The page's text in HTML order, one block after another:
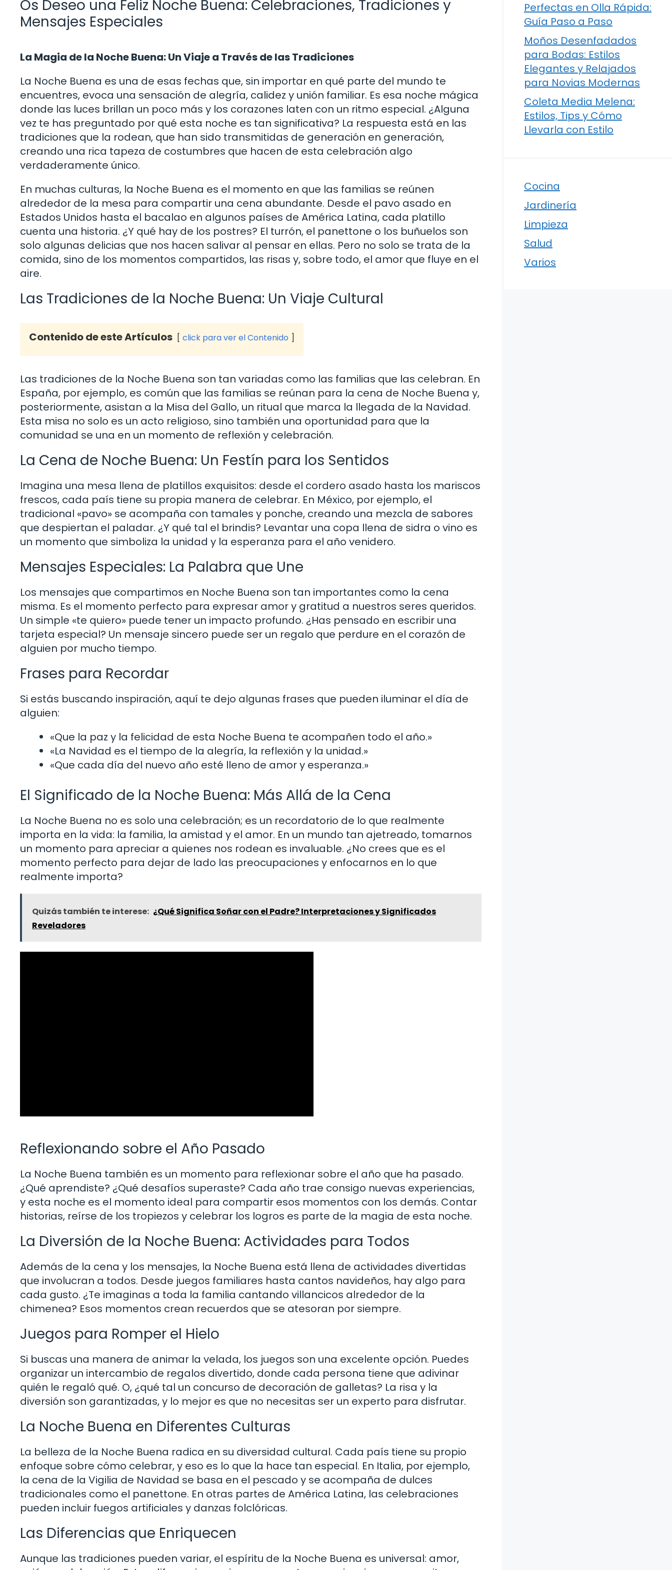
Os Deseo una Feliz Noche Buena: Celebraciones, Tradiciones y
Mensajes Especiales
La Magia de la Noche Buena: Un Viaje a Través de las Tradiciones
La Noche Buena es una de esas fechas que, sin importar en qué parte del mundo te
encuentres, evoca una sensación de alegría, calidez y unión familiar. Es esa noche mágica
donde las luces brillan un poco más y los corazones laten con un ritmo especial. ¿Alguna
vez te has preguntado por qué esta noche es tan significativa? La respuesta está en las
tradiciones que la rodean, que han sido transmitidas de generación en generación,
creando una rica tapeza de costumbres que hacen de esta celebración algo
verdaderamente único.
En muchas culturas, la Noche Buena es el momento en que las familias se reúnen
alrededor de la mesa para compartir una cena abundante. Desde el pavo asado en
Estados Unidos hasta el bacalao en algunos países de América Latina, cada platillo
cuenta una historia. ¿Y qué hay de los postres? El turrón, el panettone o los buñuelos son
solo algunas delicias que nos hacen salivar al pensar en ellas. Pero no solo se trata de la
comida, sino de los momentos compartidos, las risas y, sobre todo, el amor que fluye en el
aire.
Las Tradiciones de la Noche Buena: Un Viaje Cultural
Contenido de este Artículos click para ver el Contenido
Las tradiciones de la Noche Buena son tan variadas como las familias que las celebran. En
España, por ejemplo, es común que las familias se reúnan para la cena de Noche Buena y,
posteriormente, asistan a la Misa del Gallo, un ritual que marca la llegada de la Navidad.
Esta misa no solo es un acto religioso, sino también una oportunidad para que la
comunidad se una en un momento de reflexión y celebración.
La Cena de Noche Buena: Un Festín para los Sentidos
Imagina una mesa llena de platillos exquisitos: desde el cordero asado hasta los mariscos
frescos, cada país tiene su propia manera de celebrar. En México, por ejemplo, el
tradicional «pavo» se acompaña con tamales y ponche, creando una mezcla de sabores
que despiertan el paladar. ¿Y qué tal el brindis? Levantar una copa llena de sidra o vino es
un momento que simboliza la unidad y la esperanza para el año venidero.
Mensajes Especiales: La Palabra que Une
Los mensajes que compartimos en Noche Buena son tan importantes como la cena
misma. Es el momento perfecto para expresar amor y gratitud a nuestros seres queridos.
Un simple «te quiero» puede tener un impacto profundo. ¿Has pensado en escribir una
tarjeta especial? Un mensaje sincero puede ser un regalo que perdure en el corazón de
alguien por mucho tiempo.
Frases para Recordar
Si estás buscando inspiración, aquí te dejo algunas frases que pueden iluminar el día de
alguien:
«Que la paz y la felicidad de esta Noche Buena te acompañen todo el año.»
«La Navidad es el tiempo de la alegría, la reflexión y la unidad.»
«Que cada día del nuevo año esté lleno de amor y esperanza.»
El Significado de la Noche Buena: Más Allá de la Cena
La Noche Buena no es solo una celebración; es un recordatorio de lo que realmente
importa en la vida: la familia, la amistad y el amor. En un mundo tan ajetreado, tomarnos
un momento para apreciar a quienes nos rodean es invaluable. ¿No crees que es el
momento perfecto para dejar de lado las preocupaciones y enfocarnos en lo que
realmente importa?
Quizás también te interese: ¿Qué Significa Soñar con el Padre? Interpretaciones y Significados
Reveladores
Reflexionando sobre el Año Pasado
La Noche Buena también es un momento para reflexionar sobre el año que ha pasado.
¿Qué aprendiste? ¿Qué desafíos superaste? Cada año trae consigo nuevas experiencias,
y esta noche es el momento ideal para compartir esos momentos con los demás. Contar
historias, reírse de los tropiezos y celebrar los logros es parte de la magia de esta noche.
La Diversión de la Noche Buena: Actividades para Todos
Además de la cena y los mensajes, la Noche Buena está llena de actividades divertidas
que involucran a todos. Desde juegos familiares hasta cantos navideños, hay algo para
cada gusto. ¿Te imaginas a toda la familia cantando villancicos alrededor de la
chimenea? Esos momentos crean recuerdos que se atesoran por siempre.
Juegos para Romper el Hielo
Si buscas una manera de animar la velada, los juegos son una excelente opción. Puedes
organizar un intercambio de regalos divertido, donde cada persona tiene que adivinar
quién le regaló qué. O, ¿qué tal un concurso de decoración de galletas? La risa y la
diversión son garantizadas, y lo mejor es que no necesitas ser un experto para disfrutar.
La Noche Buena en Diferentes Culturas
La belleza de la Noche Buena radica en su diversidad cultural. Cada país tiene su propio
enfoque sobre cómo celebrar, y eso es lo que la hace tan especial. En Italia, por ejemplo,
la cena de la Vigilia de Navidad se basa en el pescado y se acompaña de dulces
tradicionales como el panettone. En otras partes de América Latina, las celebraciones
pueden incluir fuegos artificiales y danzas folclóricas.
Las Diferencias que Enriquecen
Aunque las tradiciones pueden variar, el espíritu de la Noche Buena es universal: amor,
Perfectas en Olla Rápida:
Guía Paso a Paso
Moños Desenfadados
para Bodas: Estilos
Elegantes y Relajados
para Novias Modernas
Coleta Media Melena:
Estilos, Tips y Cómo
Llevarla con Estilo
Cocina
Jardinería
Limpieza
Salud
Varios